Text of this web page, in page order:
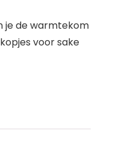
je de warmtekom
voor sake